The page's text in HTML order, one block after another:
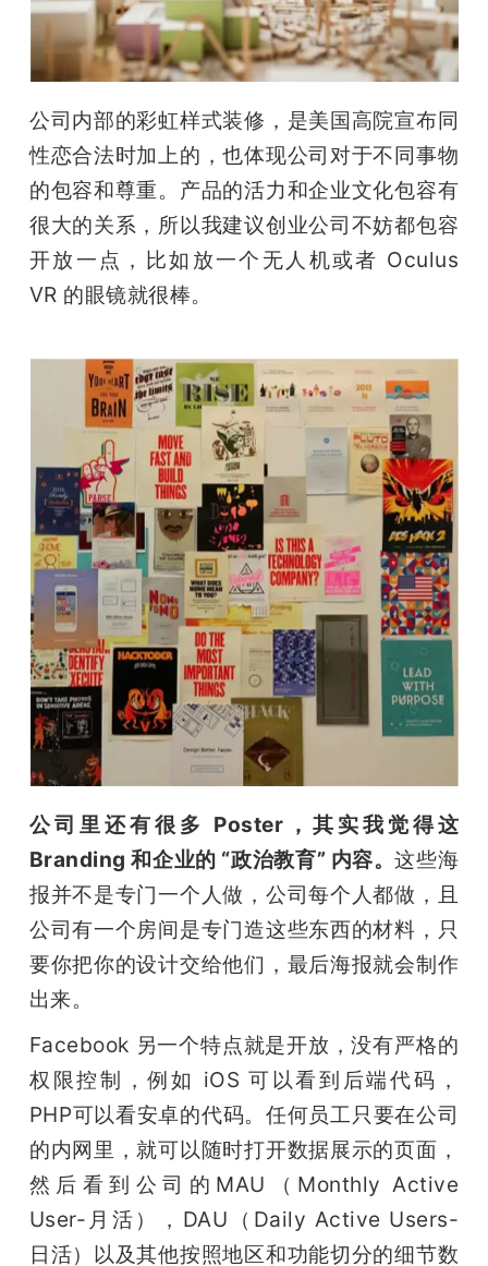
公司内部的彩虹样式装修，是美国高院宣布同
性恋合法时加上的，也体现公司对于不同事物
的包容和尊重。产品的活力和企业文化包容有
很大的关系，所以我建议创业公司不妨都包容
开放一点，比如放一个无人机或者 Oculus
VR 的眼镜就很棒。
公司里还有很多 Poster，其实我觉得这
Branding 和企业的 “政治教育” 内容。这些海
报并不是专门一个人做，公司每个人都做，且
公司有一个房间是专门造这些东西的材料，只
要你把你的设计交给他们，最后海报就会制作
出来。
Facebook 另一个特点就是开放，没有严格的
权限控制，例如 iOS 可以看到后端代码，
PHP可以看安卓的代码。任何员工只要在公司
的内网里，就可以随时打开数据展示的页面，
然后看到公司的MAU（Monthly Active
User-月活），DAU（Daily Active Users-
日活）以及其他按照地区和功能切分的细节数